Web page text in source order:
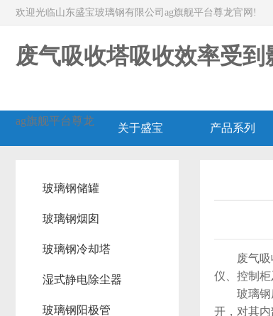
欢迎光临山东盛宝玻璃钢有限公司ag旗舰平台尊龙官网!
废气吸收塔吸收效率受
ag旗舰平台尊龙
关于盛宝 产品系列
玻璃钢储罐
玻璃钢烟囱
玻璃钢冷却塔
湿式静电除尘器
玻璃钢阳极管
废气吸收
仪、控制
玻璃钢废
开，对其